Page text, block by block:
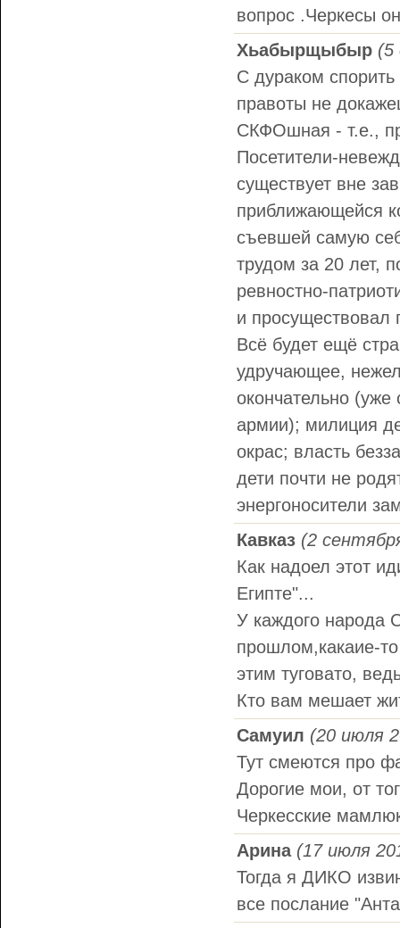
вопрос .Черкесы
Хьабырщыбыр (5
С дураком
правоты не
СКФОшная - т.е.,
Посетители-
существует вне
приближающейся
съевшей самую
трудом за 20 лет,
ревностно-
и просуществовал
Всё будет ещё
удручающее,
окончательно
армии); милиция
окрас; власть
дети почти не
энергоносители
Кавказ (2
Как надоел этот
Египте"...
У каждого народа
прошлом,какаие-
этим туговато,
Кто вам мешает
Самуил (20 июля
Тут смеются про
Дорогие мои, от
Черкесские
Арина (17 июля
Тогда я ДИКО
все послание